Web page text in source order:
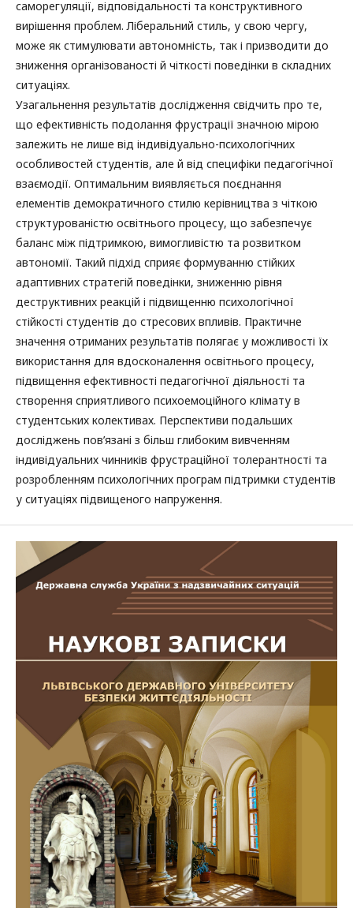
саморегуляції, відповідальності та конструктивного
вирішення проблем. Ліберальний стиль, у свою чергу,
може як стимулювати автономність, так і призводити до
зниження організованості й чіткості поведінки в складних
ситуаціях.
Узагальнення результатів дослідження свідчить про те,
що ефективність подолання фрустрації значною мірою
залежить не лише від індивідуально-психологічних
особливостей студентів, але й від специфіки педагогічної
взаємодії. Оптимальним виявляється поєднання
елементів демократичного стилю керівництва з чіткою
структурованістю освітнього процесу, що забезпечує
баланс між підтримкою, вимогливістю та розвитком
автономії. Такий підхід сприяє формуванню стійких
адаптивних стратегій поведінки, зниженню рівня
деструктивних реакцій і підвищенню психологічної
стійкості студентів до стресових впливів. Практичне
значення отриманих результатів полягає у можливості їх
використання для вдосконалення освітнього процесу,
підвищення ефективності педагогічної діяльності та
створення сприятливого психоемоційного клімату в
студентських колективах. Перспективи подальших
досліджень пов’язані з більш глибоким вивченням
індивідуальних чинників фрустраційної толерантності та
розробленням психологічних програм підтримки студентів
у ситуаціях підвищеного напруження.